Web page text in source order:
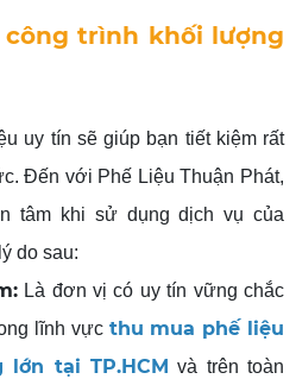
trình khối lượng
uy tín sẽ giúp bạn tiết kiệm rất
Đến với Phế Liệu Thuận Phát,
tâm khi sử dụng dịch vụ của
do sau:
Là đơn vị có uy tín vững chắc
lĩnh vực thu mua phế liệu
tại TP.HCM và trên toàn